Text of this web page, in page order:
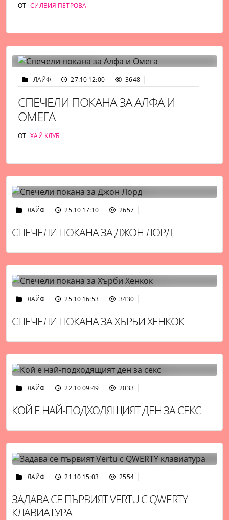
ОТ СИЛВИЯ ПЕТРОВА
ЛАЙФ 27.10 12:00 3648
СПЕЧЕЛИ ПОКАНА ЗА АЛФА И
ОМЕГА
ОТ ХАЙ КЛУБ
ЛАЙФ 25.10 17:10 2657
СПЕЧЕЛИ ПОКАНА ЗА ДЖОН ЛОРД
ЛАЙФ 25.10 16:53 3430
СПЕЧЕЛИ ПОКАНА ЗА ХЪРБИ ХЕНКОК
ЛАЙФ 22.10 09:49 2033
КОЙ Е НАЙ-ПОДХОДЯЩИЯТ ДЕН ЗА СЕКС
ЛАЙФ 21.10 15:03 2554
ЗАДАВА СЕ ПЪРВИЯТ VERTU С QWERTY
КЛАВИАТУРА